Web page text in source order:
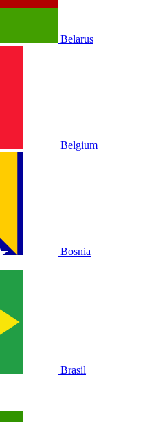
Belarus
Belgium
Bosnia
Brasil